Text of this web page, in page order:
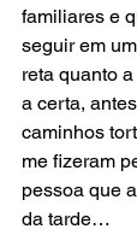
familiares e
seguir em
reta quanto
a certa,
caminhos
me fizeram
pessoa que
da tarde…